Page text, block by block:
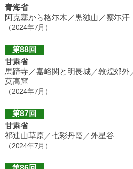
青海省
阿克塞から格尓木／黒独山／察尓汗
（2024年7月）
第88回
甘粛省
馬蹄寺／嘉峪関と明長城／敦煌郊外
莫高窟
（2024年7月）
第87回
甘粛省
祁連山草原／七彩丹霞／外星谷
（2024年7月）